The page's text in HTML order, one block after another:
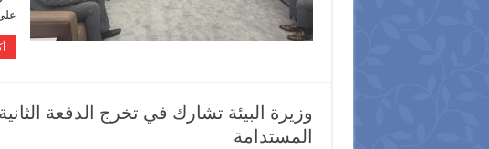
وزيرة البيئة تشارك في تخرج الدفعة
المستدامة